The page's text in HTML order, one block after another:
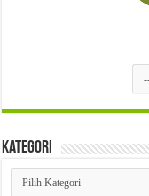
Kategori
Kategori